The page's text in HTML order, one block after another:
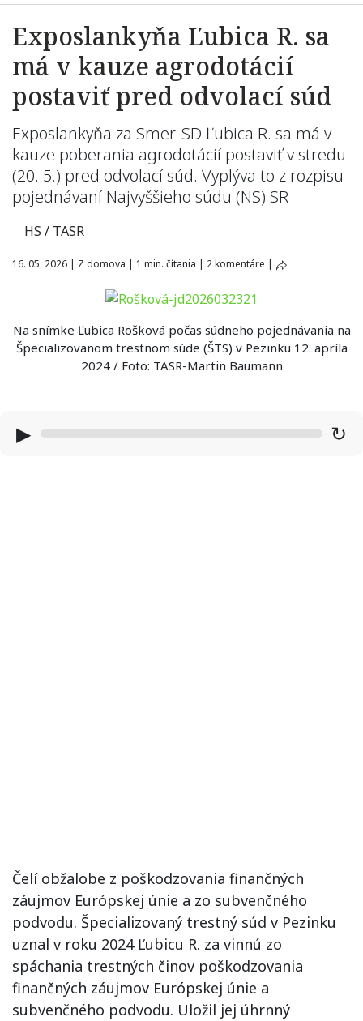
Exposlankyňa Ľubica R. sa
má v kauze agrodotácií
postaviť pred odvolací súd
Exposlankyňa za Smer-SD Ľubica R. sa má v
kauze poberania agrodotácií postaviť v stredu
(20. 5.) pred odvolací súd. Vyplýva to z rozpisu
pojednávaní Najvyššieho súdu (NS) SR
HS / TASR
16. 05. 2026 | Z domova | 1 min. čítania | 2 komentáre |
Na snímke Ľubica Rošková počas súdneho pojednávania na
Špecializovanom trestnom súde (ŠTS) v Pezinku 12. apríla
2024 / Foto: TASR-Martin Baumann
▶ ↻
Čelí obžalobe z poškodzovania finančných
záujmov Európskej únie a zo subvenčného
podvodu. Špecializovaný trestný súd v Pezinku
uznal v roku 2024 Ľubicu R. za vinnú zo
spáchania trestných činov poškodzovania
finančných záujmov Európskej únie a
subvenčného podvodu. Uložil jej úhrnný